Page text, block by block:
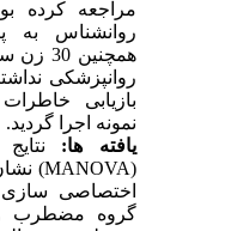
مراجعه کرده
روانشناس به
همچنین
روانپزشکی
بازیابی
نمونه اجرا گردید.
یافته ها:نتایج
MANOVA) نشان
اختصاصی سازی
گروه مضطرب و